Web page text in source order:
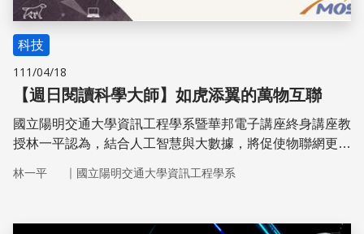
科技
111/04/18
【週日閱讀科學大師】如虎添翼的萬物互聯
國立陽明交通大學資訊工程學系暨華邦電子講座終身講座教
授林一平認為，結合人工智慧與大數據，將促使物聯網更具
且商轉在多種場域，包括智慧農業AgriTalk、智慧養殖
林一平 ｜ 國立陽明交通大學資訊工程學系